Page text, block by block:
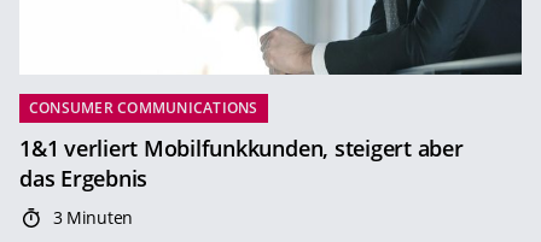
CONSUMER COMMUNICATIONS
1&1 verliert Mobilfunkkunden, steigert aber
das Ergebnis
3 Minuten